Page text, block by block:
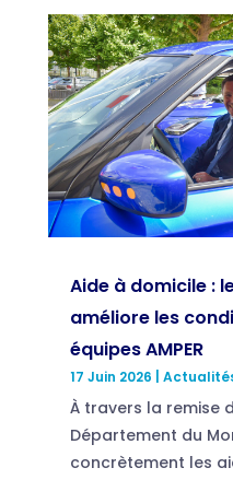
Aide à domicile :
améliore les
équipes AMPER
17 Juin 2026
À travers la remise
Département du
concrètement les